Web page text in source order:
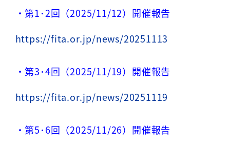
・第1･2回（2025/11/12）開催報告
https://fita.or.jp/news/20251113
・第3･4回（2025/11/19）開催報告
https://fita.or.jp/news/20251119
・第5･6回（2025/11/26）開催報告